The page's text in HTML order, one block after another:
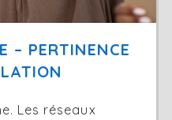
– PERTINENCE
Les réseaux